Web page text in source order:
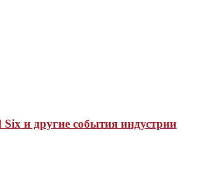
и другие события индустрии